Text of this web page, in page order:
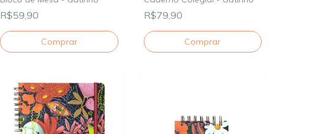
R$59,90 R$79,90
Comprar